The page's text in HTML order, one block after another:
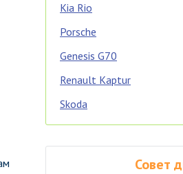
Kia Rio
Porsche
Genesis G70
Renault Kaptur
Skoda
Совет